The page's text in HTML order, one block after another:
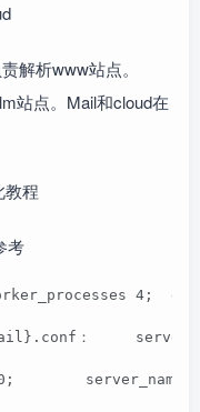
解析www站点。
站点。Mail和cloud在
教程
考
4;
：
server_name